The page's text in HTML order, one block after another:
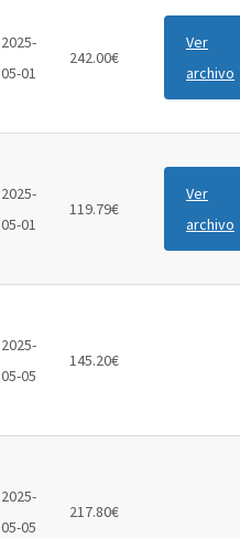
2025-
05-01
242.00€
Ver
archivo
2025-
05-01
119.79€
Ver
archivo
2025-
05-05
145.20€
2025-
05-05
217.80€